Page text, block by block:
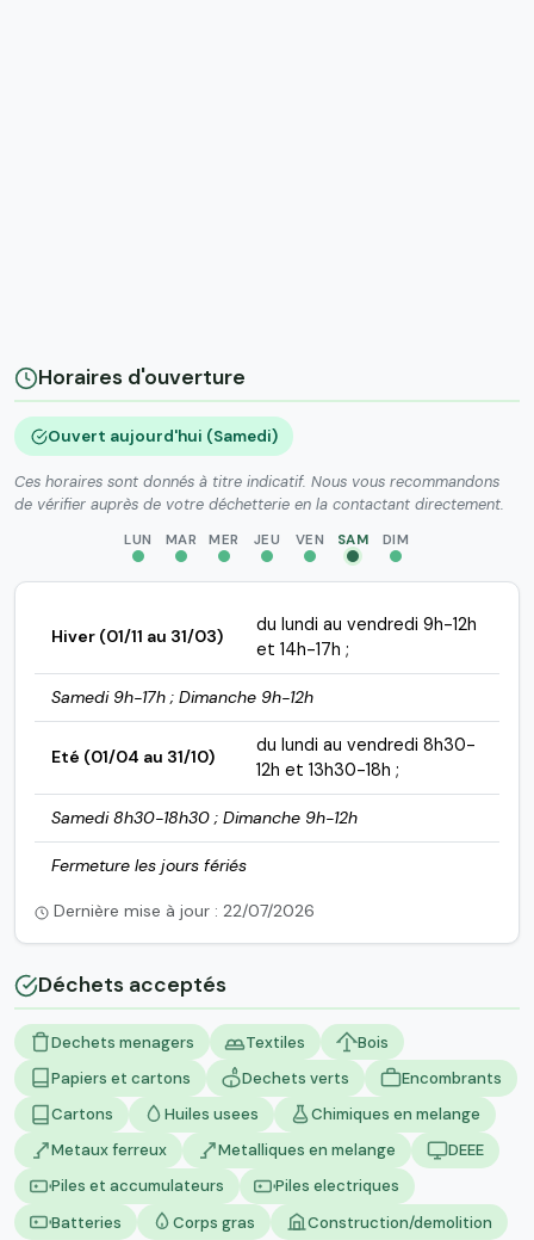
Horaires d'ouverture
Ouvert aujourd'hui (Samedi)
Ces horaires sont donnés à titre indicatif. Nous vous recommandons
de vérifier auprès de votre déchetterie en la contactant directement.
LUN MAR MER JEU VEN SAM DIM
Hiver (01/11 au 31/03)
du lundi au vendredi 9h-12h
et 14h-17h ;
Samedi 9h-17h ; Dimanche 9h-12h
Eté (01/04 au 31/10)
du lundi au vendredi 8h30-
12h et 13h30-18h ;
Samedi 8h30-18h30 ; Dimanche 9h-12h
Fermeture les jours fériés
Dernière mise à jour : 22/07/2026
Déchets acceptés
Dechets menagers Textiles
Bois
Papiers et cartons
Dechets verts
Encombrants
Cartons
Huiles usees
Chimiques en melange
Metaux ferreux
Metalliques en melange
DEEE
Piles et accumulateurs
Piles electriques
Batteries
Corps gras Construction/demolition